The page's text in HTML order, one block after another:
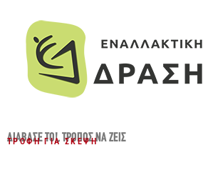
ΔΙΆΒΑΣΈ ΤΟ!,ΤΡΌΠΟΣ ΝΑ ΖΕΙΣ
ΤΡΟΦΉ ΓΙΑ ΣΚΈΨΗ